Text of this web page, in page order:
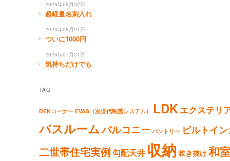
2026年08月02日
超軽量名刺入れ
2026年08月01日
ついに1000円
2026年07月31日
気持ちだけでも
TAG
DENコーナー EVAS（次世代制震システム） LDKエクステリ
バスルームバルコニー パントリー ビルトイ
二世帯住宅実例勾配天井 収納 吹き抜け和